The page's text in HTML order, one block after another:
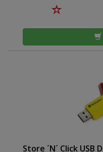
Store ´N´ Click USB